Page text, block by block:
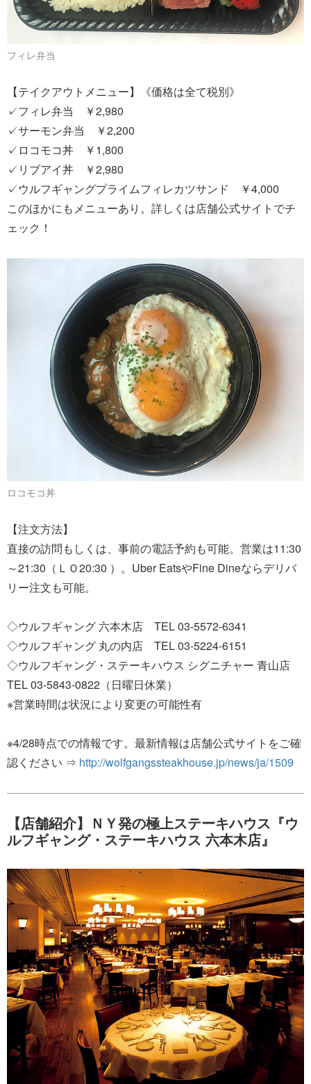
フィレ弁当
【テイクアウトメニュー】《価格は全て税別》
✓フィレ弁当 ￥2,980
✓サーモン弁当 ￥2,200
✓ロコモコ丼 ￥1,800
✓リブアイ丼 ￥2,980
✓ウルフギャングプライムフィレカツサンド ￥4,000
このほかにもメニューあり。詳しくは店舗公式サイトでチ
ェック！
ロコモコ丼
【注文方法】
直接の訪問もしくは、事前の電話予約も可能。営業は11:30
～21:30（ＬＯ20:30 ）。Uber EatsやFine Dineならデリバ
リー注文も可能。
◇ウルフギャング 六本木店 TEL 03-5572-6341
◇ウルフギャング 丸の内店 TEL 03-5224-6151
◇ウルフギャング・ステーキハウス シグニチャー 青山店
TEL 03-5843-0822（日曜日休業）
※営業時間は状況により変更の可能性有
※4/28時点での情報です。最新情報は店舗公式サイトをご確
認ください ⇒ http://wolfgangssteakhouse.jp/news/ja/1509
【店舗紹介】ＮＹ発の極上ステーキハウス『ウ
ルフギャング・ステーキハウス 六本木店』